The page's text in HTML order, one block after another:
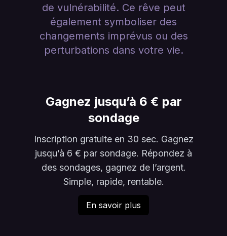
de vulnérabilité. Ce rêve peut
également symboliser des
changements imprévus ou des
perturbations dans votre vie.
Gagnez jusqu’à 6 € par
sondage
Inscription gratuite en 30 sec. Gagnez
jusqu’à 6 € par sondage. Répondez à
des sondages, gagnez de l’argent.
Simple, rapide, rentable.
En savoir plus